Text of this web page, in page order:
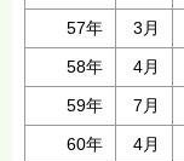
57年
3月
58年
4月
59年
7月
60年
4月